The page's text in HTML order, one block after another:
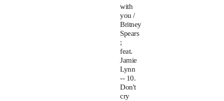
with
you /
Britney
Spears
;
feat.
Jamie
Lynn
-- 10.
Don't
cry